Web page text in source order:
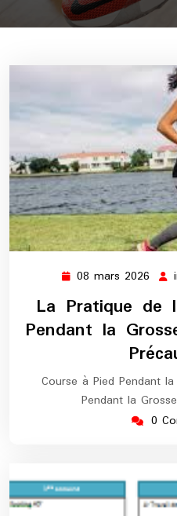
08 mars 2026 08
mars
2026
La Pratique de
Pendant la
Course à Pied Pendant
Pendant la
0